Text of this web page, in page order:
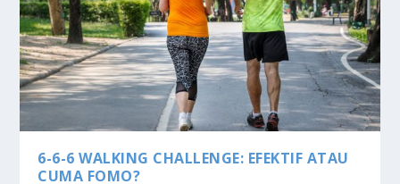
6-6-6 WALKING CHALLENGE: EFEKTIF ATAU
CUMA FOMO?